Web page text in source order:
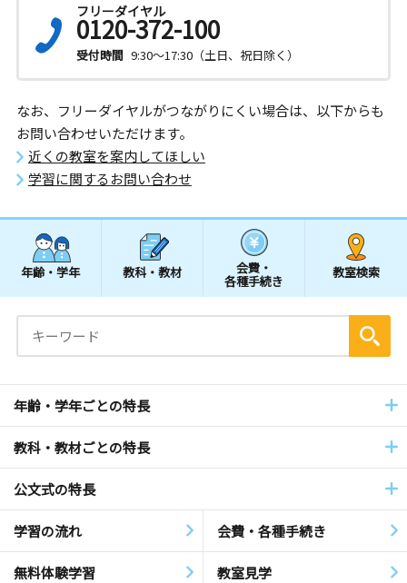
フリーダイヤル
0120-372-100
受付時間 9:30～17:30（土日、祝日除く）
なお、フリーダイヤルがつながりにくい場合は、以下からも
お問い合わせいただけます。
近くの教室を案内してほしい
学習に関するお問い合わせ
年齢・学年 教科・教材 会費・
各種手続き
教室検索
年齢・学年ごとの特長
教科・教材ごとの特長
公文式の特長
学習の流れ 会費・各種手続き
無料体験学習 教室見学